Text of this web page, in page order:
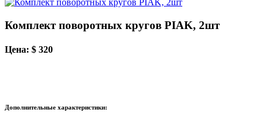
Комплект поворотных кругов PIAK, 2шт
Цена: $ 320
Дополнительные характеристики: